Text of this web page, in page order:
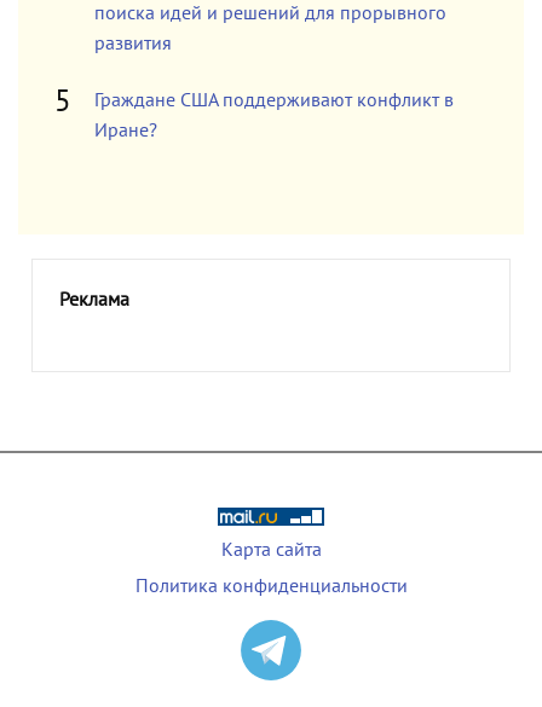
поиска идей и решений для прорывного
развития
Граждане США поддерживают конфликт в
Иране?
Реклама
Карта сайта
Политика конфиденциальности